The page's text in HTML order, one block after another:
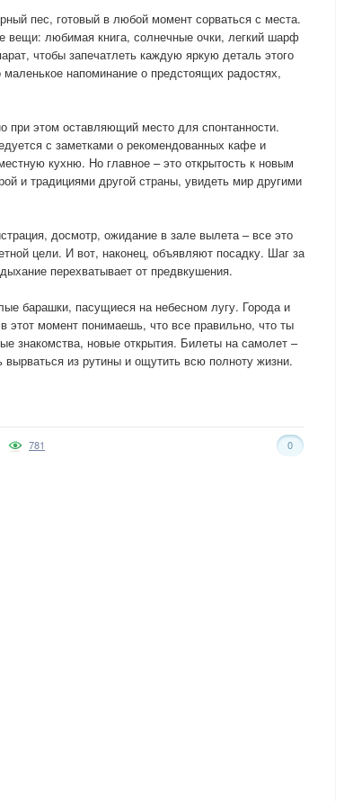
пес, готовый в любой момент сорваться с места.
любимая книга, солнечные очки, легкий шарф
чтобы запечатлеть каждую яркую деталь этого
напоминание о предстоящих радостях,
при этом оставляющий место для спонтанности.
с заметками о рекомендованных кафе и
кухню. Но главное – это открытость к новым
и традициями другой страны, увидеть мир другими
досмотр, ожидание в зале вылета – все это
цели. И вот, наконец, объявляют посадку. Шаг за
перехватывает от предвкушения.
барашки, пасущиеся на небесном лугу. Города и
этот момент понимаешь, что все правильно, что ты
знакомства, новые открытия. Билеты на самолет –
из рутины и ощутить всю полноту жизни.
0
781